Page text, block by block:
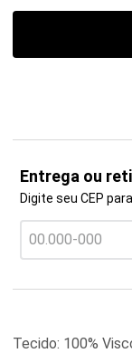
Entrega ou
Digite seu CEP
Tecido: 100%